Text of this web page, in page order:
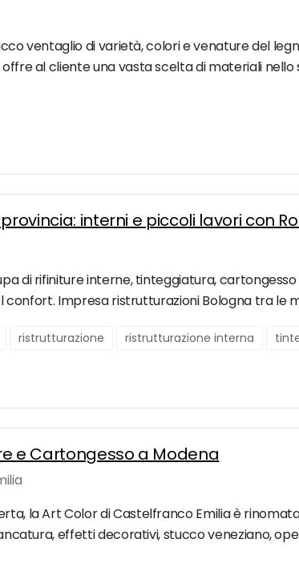
ventaglio di varietà, colori e venature del
al cliente una vasta scelta di materiali nello
interni e piccoli lavori con
di rifiniture interne, tinteggiatura,
Impresa ristrutturazioni Bologna tra le
ristrutturazione ristrutturazione interna
e Cartongesso a Modena
la Art Color di Castelfranco Emilia è
effetti decorativi, stucco veneziano,